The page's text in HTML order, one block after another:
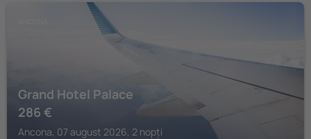
Grand Hotel Palace
286 €
Ancona, 07 august 2026, 2 nopți